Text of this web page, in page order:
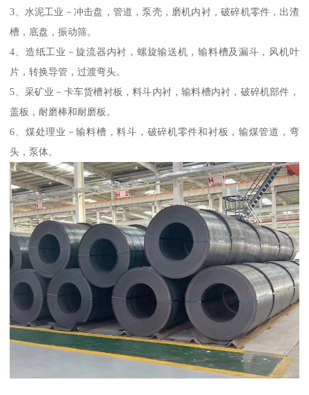
3、水泥工业－冲击盘，管道，泵壳，磨机内衬，破碎机零件，出渣
槽，底盘，振动筛。
4、造纸工业－旋流器内衬，螺旋输送机，输料槽及漏斗，风机叶
片，转换导管，过渡弯头。
5、采矿业－卡车货槽衬板，料斗内衬，输料槽内衬，破碎机部件，
盖板，耐磨棒和耐磨板。
6、煤处理业－输料槽，料斗，破碎机零件和衬板，输煤管道，弯
头，泵体。